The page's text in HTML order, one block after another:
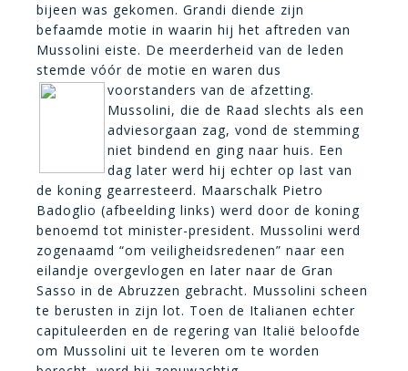
bijeen was gekomen. Grandi diende zijn
befaamde motie in waarin hij het aftreden van
Mussolini eiste. De meerderheid van de leden
stemde vóór de motie en waren dus
voorstanders van de afzetting.
Mussolini, die de Raad slechts als een
adviesorgaan zag, vond de stemming
niet bindend en ging naar huis. Een
dag later werd hij echter op last van
de koning gearresteerd. Maarschalk Pietro
Badoglio (afbeelding links) werd door de koning
benoemd tot minister-president. Mussolini werd
zogenaamd “om veiligheidsredenen” naar een
eilandje overgevlogen en later naar de Gran
Sasso in de Abruzzen gebracht. Mussolini scheen
te berusten in zijn lot. Toen de Italianen echter
capituleerden en de regering van Italië beloofde
om Mussolini uit te leveren om te worden